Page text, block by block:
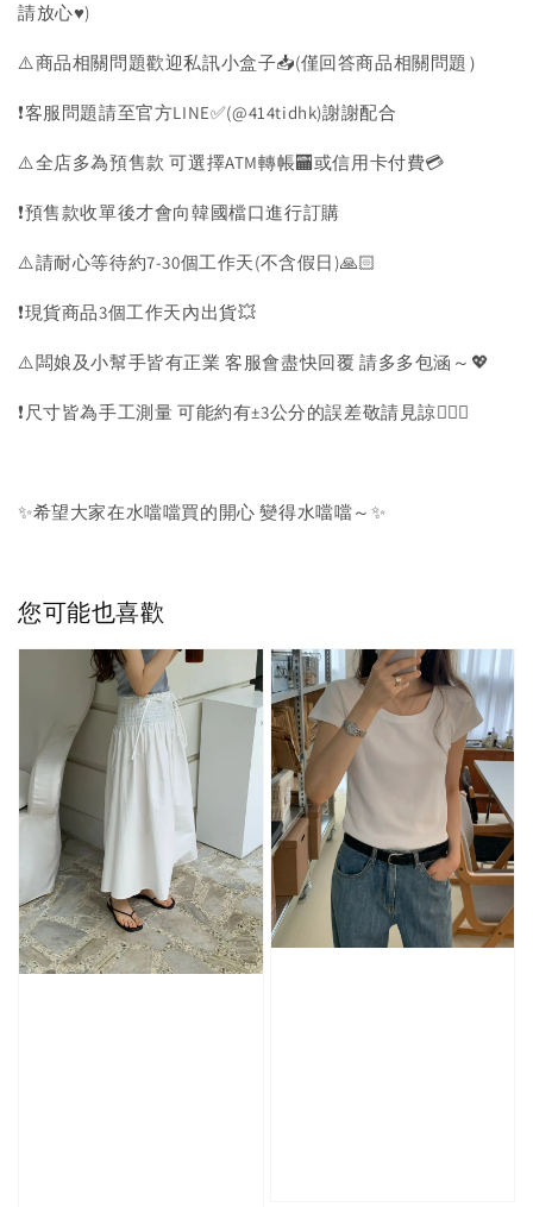
請放心♥️)
⚠️商品相關問題歡迎私訊小盒子📥(僅回答商品相關問題）
❗️客服問題請至官方LINE✅(@414tidhk)謝謝配合
⚠️全店多為預售款 可選擇ATM轉帳🏧或信用卡付費💳
❗️預售款收單後才會向韓國檔口進行訂購
⚠️請耐心等待約7-30個工作天(不含假日)🙏🏻
❗️現貨商品3個工作天內出貨💥
⚠️闆娘及小幫手皆有正業 客服會盡快回覆 請多多包涵～💖
❗️尺寸皆為手工測量 可能約有±3公分的誤差敬請見諒🙇🏻‍♀️
✨希望大家在水噹噹買的開心 變得水噹噹～✨
您可能也喜歡